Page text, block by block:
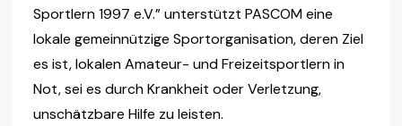
Sportlern 1997 e.V.” unterstützt PASCOM eine
lokale gemeinnützige Sportorganisation, deren Ziel
es ist, lokalen Amateur- und Freizeitsportlern in
Not, sei es durch Krankheit oder Verletzung,
unschätzbare Hilfe zu leisten.